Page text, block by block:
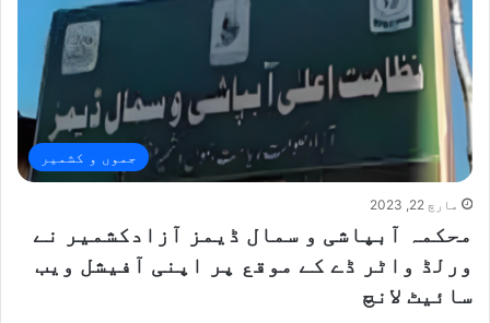
جموں و کشمیر
مارچ 22, 2023
محکمہ آبپاشی و سمال ڈیمز آزادکشمیر نے
ورلڈ واٹر ڈے کے موقع پر اپنی آفیشل ویب
سائیٹ لانچ